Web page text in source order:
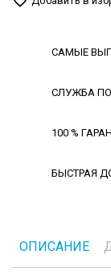
САМЫЕ
СЛУЖБА
100 %
БЫСТРАЯ
ОПИСАНИЕ